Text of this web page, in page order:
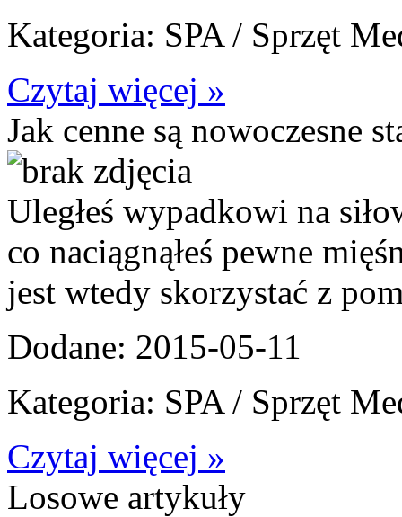
Kategoria: SPA / Sprzęt
Czytaj więcej »
Jak cenne są nowoczesne
Uległeś wypadkowi na
co naciągnąłeś pewne
jest wtedy skorzystać z
Dodane: 2015-05-11
Kategoria: SPA / Sprzęt
Czytaj więcej »
Losowe artykuły